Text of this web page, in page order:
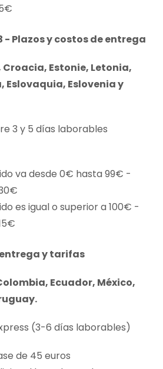
- Plazos y costos de entrega
Estonie, Letonia,
Eslovaquia, Eslovenia y
3 y 5 días laborables
va desde 0€ hasta 99€ -
es igual o superior a 100€ -
y tarifas
Ecuador, México,
(3-6 días laborables)
de 45 euros